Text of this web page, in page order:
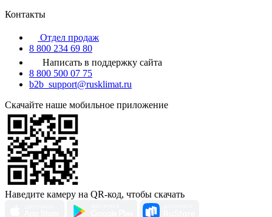
Контакты
Отдел продаж
8 800 234 69 80
Написать в поддержку сайта
8 800 500 07 75
b2b_support@rusklimat.ru
Скачайте наше мобильное приложение
Наведите камеру на QR-код, чтобы скачать